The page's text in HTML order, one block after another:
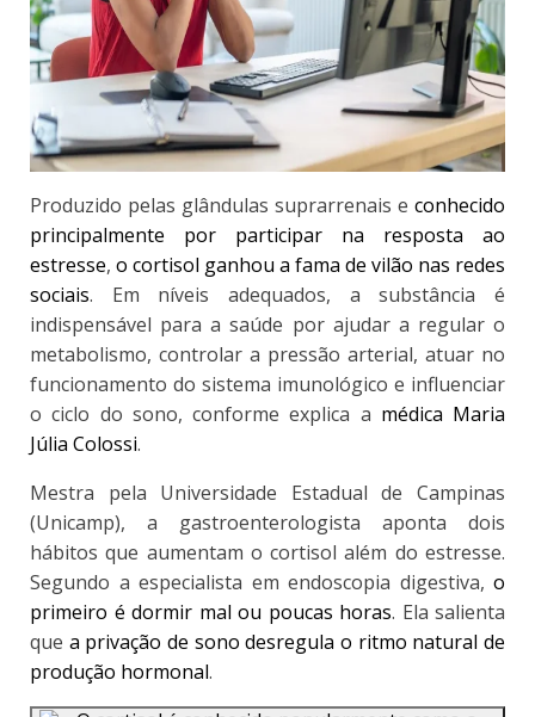
Produzido pelas glândulas suprarrenais e conhecido
principalmente por participar na resposta ao
estresse, o cortisol ganhou a fama de vilão nas redes
sociais. Em níveis adequados, a substância é
indispensável para a saúde por ajudar a regular o
metabolismo, controlar a pressão arterial, atuar no
funcionamento do sistema imunológico e influenciar
o ciclo do sono, conforme explica a médica Maria
Júlia Colossi.
Mestra pela Universidade Estadual de Campinas
(Unicamp), a gastroenterologista aponta dois
hábitos que aumentam o cortisol além do estresse.
Segundo a especialista em endoscopia digestiva, o
primeiro é dormir mal ou poucas horas. Ela salienta
que a privação de sono desregula o ritmo natural de
produção hormonal.